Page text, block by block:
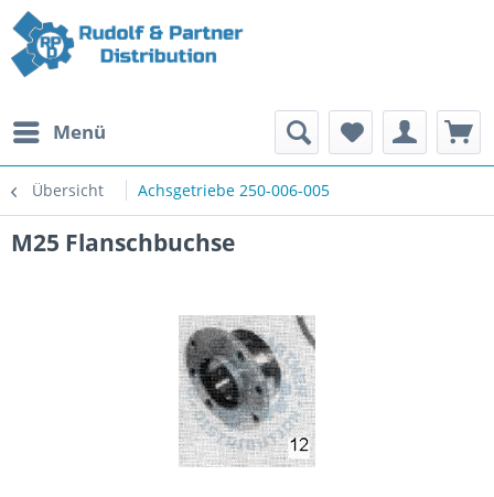
Menü
Übersicht Achsgetriebe 250-006-005
M25 Flanschbuchse